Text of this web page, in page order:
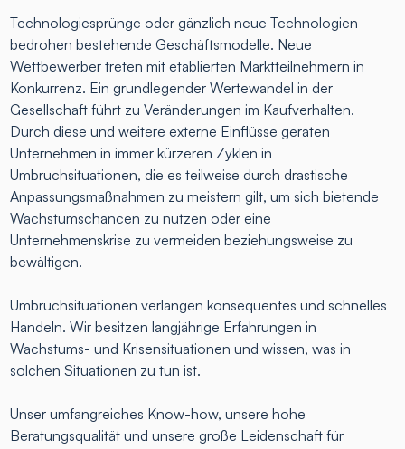
Technologiesprünge oder gänzlich neue Technologien
bedrohen bestehende Geschäftsmodelle. Neue
Wettbewerber treten mit etablierten Marktteilnehmern in
Konkurrenz. Ein grundlegender Wertewandel in der
Gesellschaft führt zu Veränderungen im Kaufverhalten.
Durch diese und weitere externe Einflüsse geraten
Unternehmen in immer kürzeren Zyklen in
Umbruchsituationen, die es teilweise durch drastische
Anpassungsmaßnahmen zu meistern gilt, um sich bietende
Wachstumschancen zu nutzen oder eine
Unternehmenskrise zu vermeiden beziehungsweise zu
bewältigen.
Umbruchsituationen verlangen konsequentes und schnelles
Handeln. Wir besitzen langjährige Erfahrungen in
Wachstums- und Krisensituationen und wissen, was in
solchen Situationen zu tun ist.
Unser umfangreiches Know-how, unsere hohe
Beratungsqualität und unsere große Leidenschaft für